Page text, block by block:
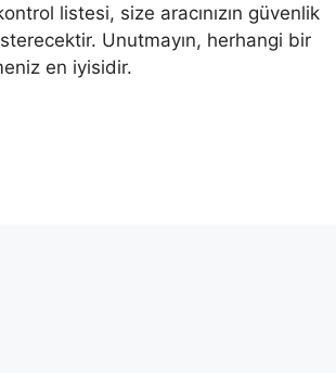
listesi, size aracınızın güvenlik
Unutmayın, herhangi bir
en iyisidir.